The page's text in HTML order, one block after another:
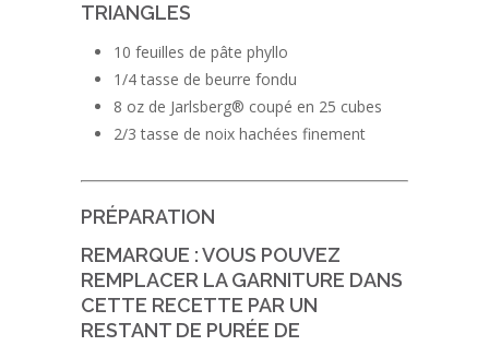
TRIANGLES
10 feuilles de pâte phyllo
1/4 tasse de beurre fondu
8 oz de Jarlsberg® coupé en 25 cubes
2/3 tasse de noix hachées finement
PRÉPARATION
REMARQUE : VOUS POUVEZ
REMPLACER LA GARNITURE DANS
CETTE RECETTE PAR UN
RESTANT DE PURÉE DE